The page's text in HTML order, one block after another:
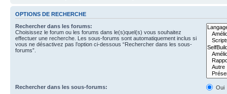
OPTIONS DE RECHERCHE
Rechercher dans les forums:
Choisissez le forum ou les forums dans le(s)quel(s) vous souhaitez
effectuer une recherche. Les sous-forums sont automatiquement inclus si
vous ne désactivez pas l’option ci-dessous “Rechercher dans les sous-
forums”.
Rechercher dans les sous-forums:
Oui